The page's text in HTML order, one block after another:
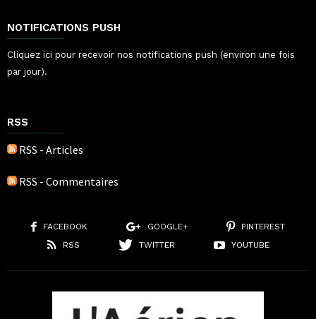
NOTIFICATIONS PUSH
Cliquez ici pour recevoir nos notifications push (environ une fois
par jour).
RSS
RSS - Articles
RSS - Commentaires
FACEBOOK GOOGLE+
PINTEREST
RSS
TWITTER YOUTUBE